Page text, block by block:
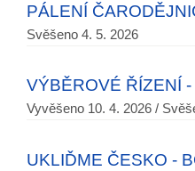
PÁLENÍ
Svěšeno 4. 5. 2026
VÝBĚROVÉ ŘÍZENÍ
Vyvěšeno 10. 4. 2026 /
UKLIĎME ČESKO -